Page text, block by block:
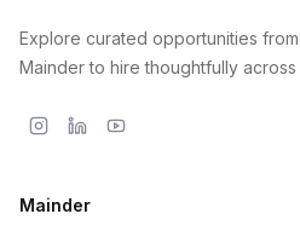
Explore curated opportunities
Mainder to hire thoughtfully
Mainder